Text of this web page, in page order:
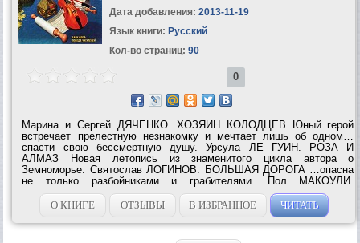
Дата добавления: 2013-11-19
Язык книги: Русский
Кол-во страниц: 90
0
Марина и Сергей ДЯЧЕНКО. ХОЗЯИН КОЛОДЦЕВ Юный герой
встречает прелестную незнакомку и мечтает лишь об одном…
спасти свою бессмертную душу. Урсула ЛЕ ГУИН. РОЗА И
АЛМАЗ Новая летопись из знаменитого цикла автора о
Земноморье. Святослав ЛОГИНОВ. БОЛЬШАЯ ДОРОГА …опасна
не только разбойниками и грабителями. Пол МАКОУЛИ.
ПЕРЕЧИСЛИ МЕРТВЫХ Частный детектив, направляясь по следу
серийного маньяка-убийцы, ищет встречи с...
О КНИГЕ ОТЗЫВЫ В ИЗБРАННОЕ ЧИТАТЬ